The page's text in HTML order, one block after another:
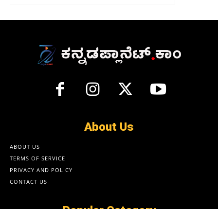
About Us
ABOUT US
TERMS OF SERVICE
PRIVACY AND POLICY
CONTACT US